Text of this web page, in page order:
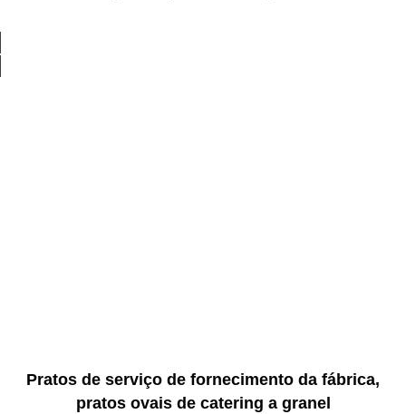
Pratos de serviço de fornecimento da fábrica,
pratos ovais de catering a granel